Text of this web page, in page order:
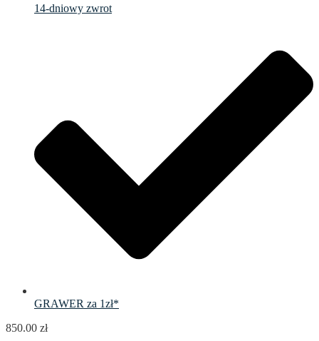
14-dniowy zwrot
GRAWER za 1zł*
850.00 zł